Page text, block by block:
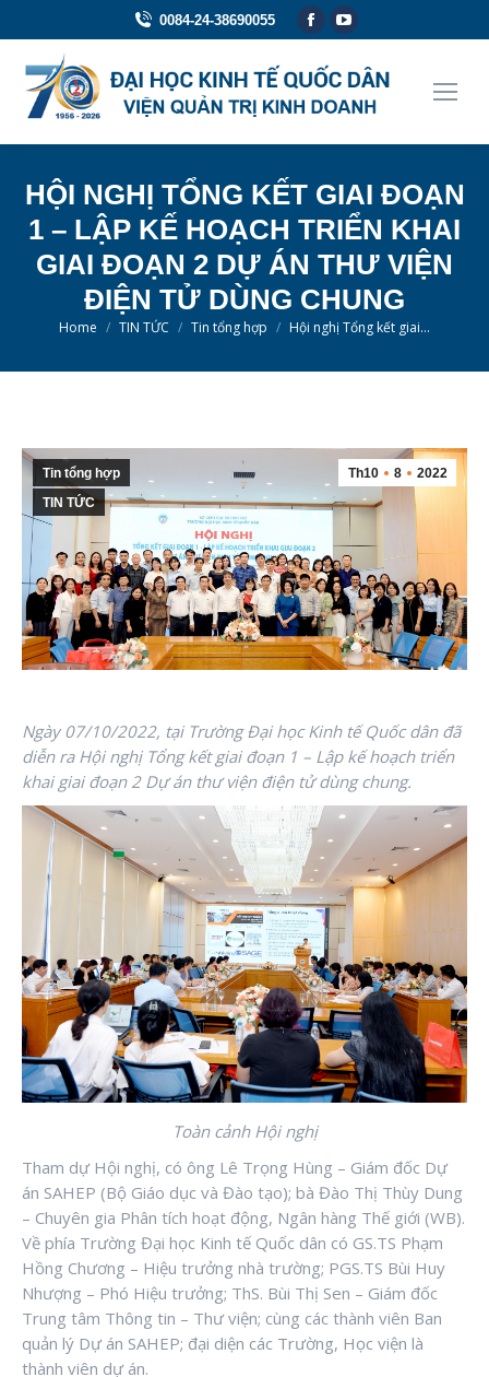
0084-24-38690055
Facebook
opens
in
YouTube
opens
in
HỘI NGHỊ TỔNG KẾT GIAI ĐOẠN
1 – LẬP KẾ HOẠCH TRIỂN KHAI
GIAI ĐOẠN 2 DỰ ÁN THƯ VIỆN
ĐIỆN TỬ DÙNG CHUNG
You are here:
Home TIN TỨC Tin tổng hợp Hội nghị Tổng kết giai…
Th10 8 2022
Tin tổng hợp
TIN TỨC
Ngày 07/10/2022, tại Trường Đại học Kinh tế Quốc dân đã
diễn ra Hội nghị Tổng kết giai đoạn 1 – Lập kế hoạch triển
khai giai đoạn 2 Dự án thư viện điện tử dùng chung.
Toàn cảnh Hội nghị
Tham dự Hội nghị, có ông Lê Trọng Hùng – Giám đốc Dự
án SAHEP (Bộ Giáo dục và Đào tạo); bà Đào Thị Thùy Dung
– Chuyên gia Phân tích hoạt động, Ngân hàng Thế giới (WB).
Về phía Trường Đại học Kinh tế Quốc dân có GS.TS Phạm
Hồng Chương – Hiệu trưởng nhà trường; PGS.TS Bùi Huy
Nhượng – Phó Hiệu trưởng; ThS. Bùi Thị Sen – Giám đốc
Trung tâm Thông tin – Thư viện; cùng các thành viên Ban
quản lý Dự án SAHEP; đại diện các Trường, Học viện là
thành viên dự án.